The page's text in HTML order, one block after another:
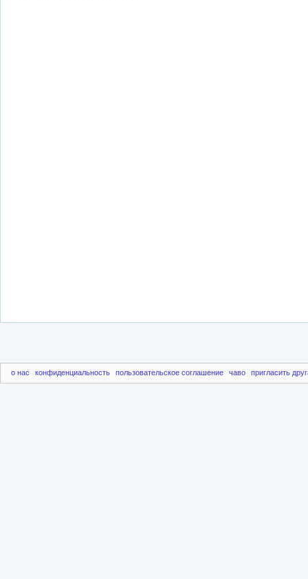
о нас конфиденциальность пользовательское соглашение чаво пригласить